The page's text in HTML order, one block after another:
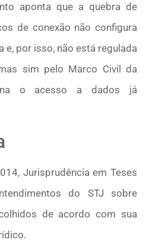
aponta que a quebra de
de conexão não configura
e, por isso, não está regulada
sim pelo Marco Civil da
o acesso a dados já
Jurisprudência em Teses
do STJ sobre
de acordo com sua